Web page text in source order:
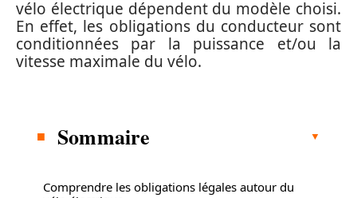
vélo électrique dépendent du modèle choisi.
En effet, les obligations du conducteur sont
conditionnées par la puissance et/ou la
vitesse maximale du vélo.
Sommaire
Comprendre les obligations légales autour du